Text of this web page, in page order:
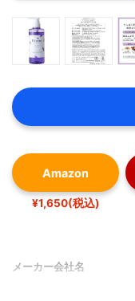
Amazon
¥1,650(税込)
メーカー会社名